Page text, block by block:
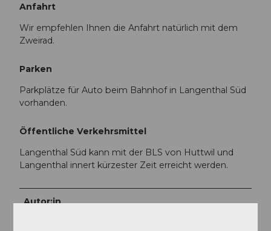
Anfahrt
Wir empfehlen Ihnen die Anfahrt natürlich mit dem
Zweirad.
Parken
Parkplätze für Auto beim Bahnhof in Langenthal Süd
vorhanden.
Öffentliche Verkehrsmittel
Langenthal Süd kann mit der BLS von Huttwil und
Langenthal innert kürzester Zeit erreicht werden.
Autor:in